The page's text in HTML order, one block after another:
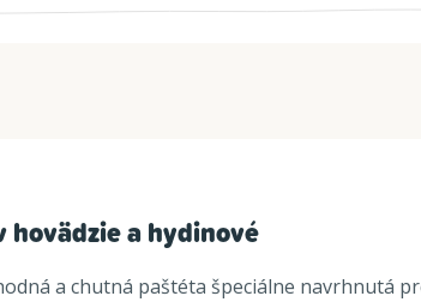
hovädzie a hydinové
a chutná paštéta špeciálne navrhnutá